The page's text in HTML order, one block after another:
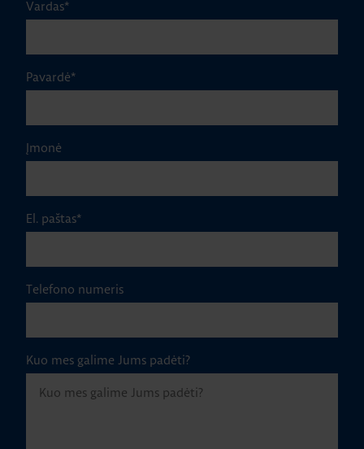
Vardas*
Pavardė*
Įmonė
El. paštas*
Telefono numeris
Kuo mes galime Jums padėti?